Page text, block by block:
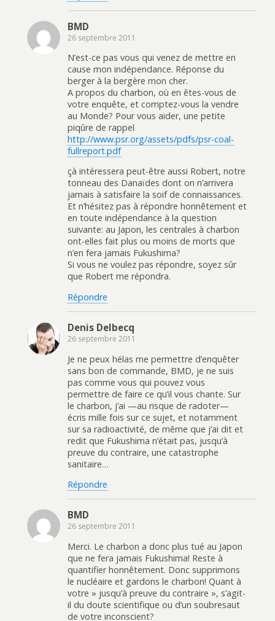
BMD
26 septembre 2011
N’est-ce pas vous qui venez de mettre en
cause mon indépendance. Réponse du
berger à la bergère mon cher.
A propos du charbon, où en êtes-vous de
votre enquête, et comptez-vous la vendre
au Monde? Pour vous aider, une petite
piqûre de rappel
http://www.psr.org/assets/pdfs/psr-coal-
fullreport.pdf
çà intéressera peut-être aussi Robert, notre
tonneau des Danaïdes dont on n’arrivera
jamais à satisfaire la soif de connaissances.
Et n’hésitez pas à répondre honnêtement et
en toute indépendance à la question
suivante: au Japon, les centrales à charbon
ont-elles fait plus ou moins de morts que
n’en fera jamais Fukushima?
Si vous ne voulez pas répondre, soyez sûr
que Robert me répondra.
Répondre
Denis Delbecq
26 septembre 2011
Je ne peux hélas me permettre d’enquêter
sans bon de commande, BMD, je ne suis
pas comme vous qui pouvez vous
permettre de faire ce qu’il vous chante. Sur
le charbon, j’ai —au risque de radoter—
écris mille fois sur ce sujet, et notamment
sur sa radioactivité, de même que j’ai dit et
redit que Fukushima n’était pas, jusqu’à
preuve du contraire, une catastrophe
sanitaire…
Répondre
BMD
26 septembre 2011
Merci. Le charbon a donc plus tué au Japon
que ne fera jamais Fukushima! Reste à
quantifier honnêtement. Donc supprimons
le nucléaire et gardons le charbon! Quant à
votre » jusqu’à preuve du contraire », s’agit-
il du doute scientifique ou d’un soubresaut
de votre inconscient?